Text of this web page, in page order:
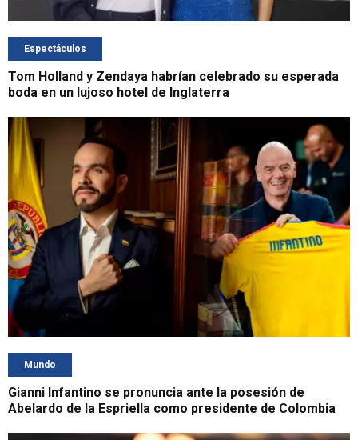
Espectáculos
Tom Holland y Zendaya habrían celebrado su esperada
boda en un lujoso hotel de Inglaterra
Mundo
Gianni Infantino se pronuncia ante la posesión de
Abelardo de la Espriella como presidente de Colombia